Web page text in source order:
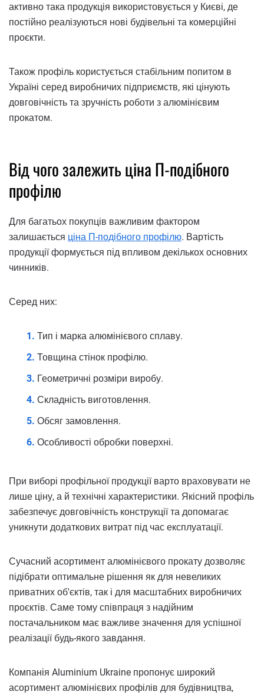
активно така продукція використовується у Києві, де
постійно реалізуються нові будівельні та комерційні
проєкти.
Також профіль користується стабільним попитом в
Україні серед виробничих підприємств, які цінують
довговічність та зручність роботи з алюмінієвим
прокатом.
Від чого залежить ціна П-подібного
профілю
Для багатьох покупців важливим фактором
залишається ціна П-подібного профілю. Вартість
продукції формується під впливом декількох основних
чинників.
Серед них:
Тип і марка алюмінієвого сплаву.
Товщина стінок профілю.
Геометричні розміри виробу.
Складність виготовлення.
Обсяг замовлення.
Особливості обробки поверхні.
При виборі профільної продукції варто враховувати не
лише ціну, а й технічні характеристики. Якісний профіль
забезпечує довговічність конструкції та допомагає
уникнути додаткових витрат під час експлуатації.
Сучасний асортимент алюмінієвого прокату дозволяє
підібрати оптимальне рішення як для невеликих
приватних об'єктів, так і для масштабних виробничих
проєктів. Саме тому співпраця з надійним
постачальником має важливе значення для успішної
реалізації будь-якого завдання.
Компанія Aluminium Ukraine пропонує широкий
асортимент алюмінієвих профілів для будівництва,